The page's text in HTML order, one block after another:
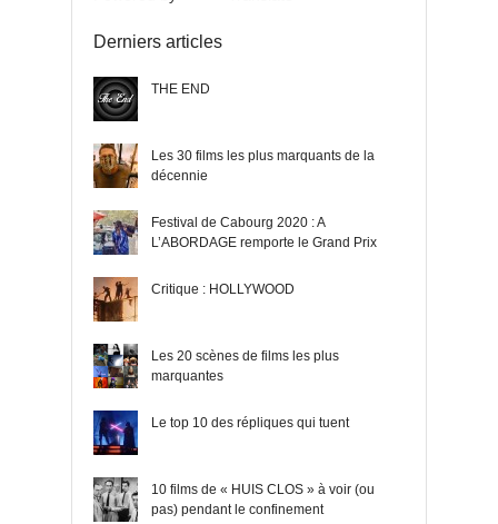
Derniers articles
THE END
Les 30 films les plus marquants de la
décennie
Festival de Cabourg 2020 : A
L’ABORDAGE remporte le Grand Prix
Critique : HOLLYWOOD
Les 20 scènes de films les plus
marquantes
Le top 10 des répliques qui tuent
10 films de « HUIS CLOS » à voir (ou
pas) pendant le confinement